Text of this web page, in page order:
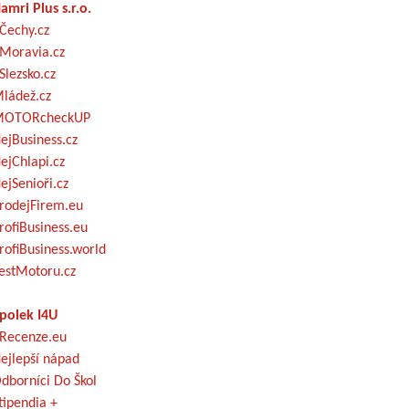
Plus s.r.o.
I4U
nápad
Do Škol
+